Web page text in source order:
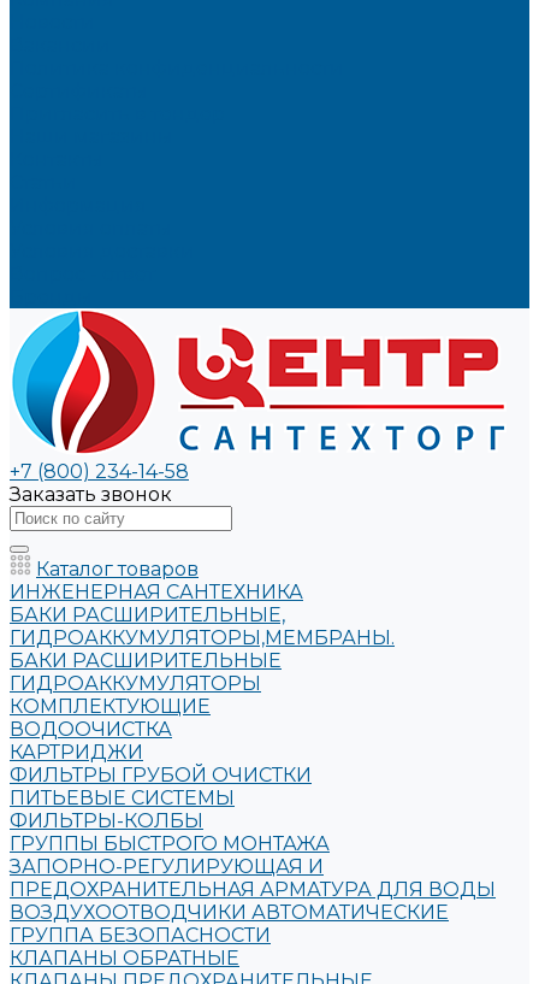
+7 (800) 234-14-58
Заказать звонок
Каталог товаров
ИНЖЕНЕРНАЯ САНТЕХНИКА
БАКИ РАСШИРИТЕЛЬНЫЕ,
ГИДРОАККУМУЛЯТОРЫ,МЕМБРАНЫ.
БАКИ РАСШИРИТЕЛЬНЫЕ
ГИДРОАККУМУЛЯТОРЫ
КОМПЛЕКТУЮЩИЕ
ВОДООЧИСТКА
КАРТРИДЖИ
ФИЛЬТРЫ ГРУБОЙ ОЧИСТКИ
ПИТЬЕВЫЕ СИСТЕМЫ
ФИЛЬТРЫ-КОЛБЫ
ГРУППЫ БЫСТРОГО МОНТАЖА
ЗАПОРНО-РЕГУЛИРУЮЩАЯ И
ПРЕДОХРАНИТЕЛЬНАЯ АРМАТУРА ДЛЯ ВОДЫ
ВОЗДУХООТВОДЧИКИ АВТОМАТИЧЕСКИЕ
ГРУППА БЕЗОПАСНОСТИ
КЛАПАНЫ ОБРАТНЫЕ